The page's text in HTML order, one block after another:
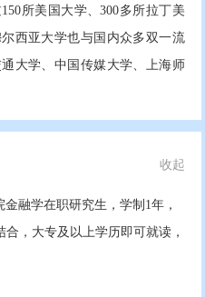
所美国大学、300多所拉丁美
西亚大学也与国内众多双一流
大学、中国传媒大学、上海师
收起
融学在职研究生，学制1年，
，大专及以上学历即可就读，